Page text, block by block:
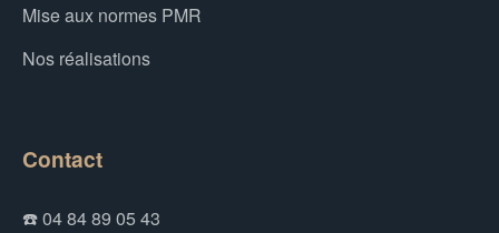
Mise aux normes PMR
Nos réalisations
Contact
☎️ 04 84 89 05 43